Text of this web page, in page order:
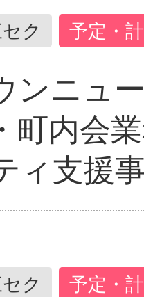
ク 予定・
ニュ
町内会
ィ支援
ク 予定・